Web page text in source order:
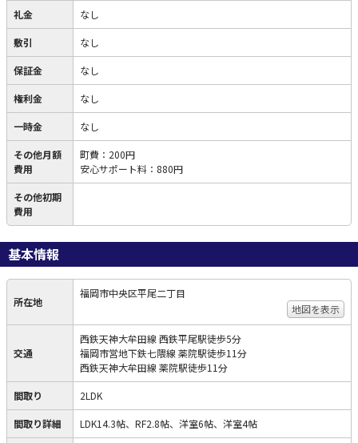
礼金 なし
敷引 なし
保証金 なし
権利金 なし
一時金 なし
その他月額
費用
町費 ： 200円
安心サポート料 ： 880円
その他初期
費用
基本情報
所在地
福岡市中央区平尾二丁目
地図を表示
交通
西鉄天神大牟田線 西鉄平尾駅徒歩5分
福岡市営地下鉄七隈線 薬院駅徒歩11分
西鉄天神大牟田線 薬院駅徒歩11分
間取り 2LDK
間取り詳細 LDK14.3帖、RF2.8帖、洋室6帖、洋室4帖